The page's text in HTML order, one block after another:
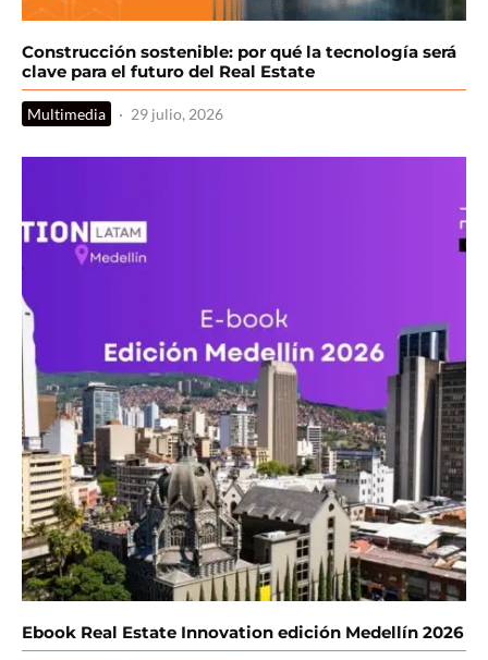
Construcción sostenible: por qué la tecnología será
clave para el futuro del Real Estate
Multimedia · 29 julio, 2026
Ebook Real Estate Innovation edición Medellín 2026